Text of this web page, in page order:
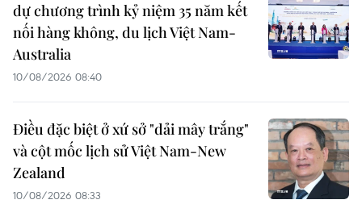
dự chương trình kỷ niệm 35 năm kết
nối hàng không, du lịch Việt Nam-
Australia
10/08/2026 08:40
Điều đặc biệt ở xứ sở "dải mây trắng"
và cột mốc lịch sử Việt Nam-New
Zealand
10/08/2026 08:33